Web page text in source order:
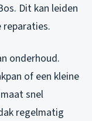
Dit kan leiden
onderhoud.
of een kleine
snel
regelmatig